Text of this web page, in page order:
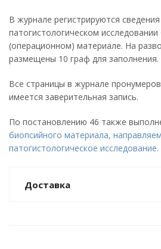
В журнале регистрируются
патогистологическом
(операционном) материале. На
размещены 10 граф для заполнения.
Все страницы в журнале
имеется заверительная запись.
По постановлению 46 также
биопсийного материала,
патогистологическое исследование.
Доставка